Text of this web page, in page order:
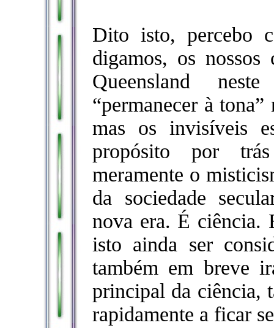
Dito isto, percebo
digamos, os
Queensland
“permanecer à
mas os invisíveis
propósito por
meramente o
da sociedade
nova era. É ciência.
isto ainda ser
também em breve
principal da ciência,
rapidamente a ficar